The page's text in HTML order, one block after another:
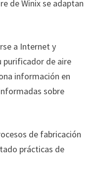
de Winix se adaptan
a Internet y
purificador de aire
información en
sobre
de fabricación
prácticas de